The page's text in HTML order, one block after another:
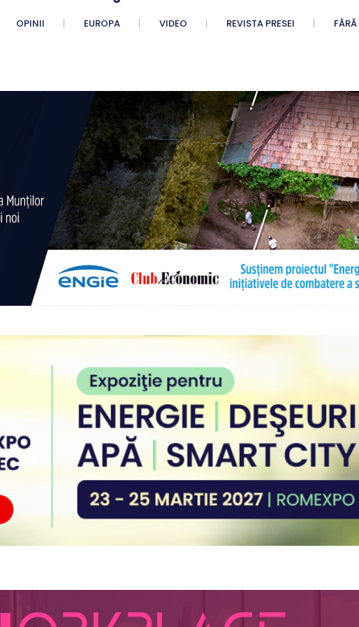
OPINII EUROPA VIDEO REVISTA PRESEI